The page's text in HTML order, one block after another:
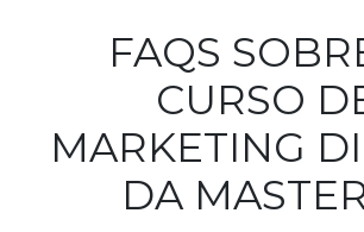
FAQS
CURSO
MARKETING
DA